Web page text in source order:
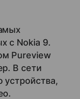
с Nokia 9.
Pureview
В сети
устройства,